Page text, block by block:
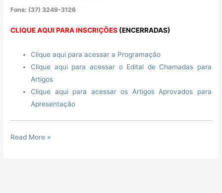
Fone: (37) 3249-3126
CLIQUE AQUI PARA INSCRIÇÕES (ENCERRADAS)
Clique aqui para acessar a Programação
Clique aqui para acessar o Edital de Chamadas para
Artigos
Clique aqui para acessar os Artigos Aprovados para
Apresentação
Read More »